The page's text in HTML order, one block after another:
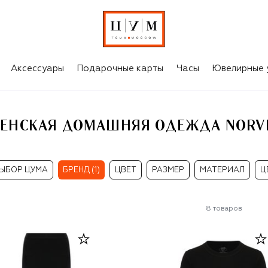
Аксессуары Подарочные карты Часы Ювелирные
ДОМАШНЯЯ ОДЕЖДА
ЦУМА БРЕНД (1) ЦВЕТ РАЗМЕР МАТЕРИАЛ
8 товаров